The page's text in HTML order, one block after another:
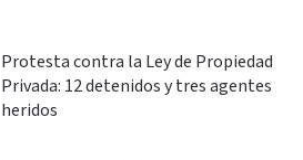
Protesta contra la Ley de Propiedad
Privada: 12 detenidos y tres agentes
heridos